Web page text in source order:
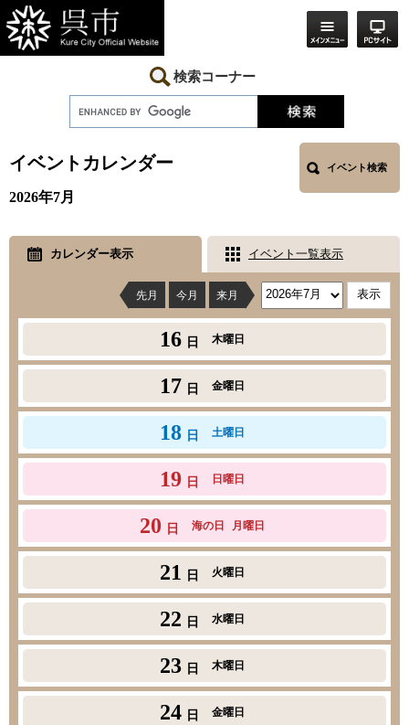
ー
ジ
の
ニ
ュ
ー
へ
検索コーナー
イベントカレンダー イベント検索
2026年7月
カレンダー表示 イベント一覧表示
先月 今月 来月
16 日 木曜日
17 日 金曜日
18 日 土曜日
19 日 日曜日
20 日 海の日 月曜日
21 日 火曜日
22 日 水曜日
23 日 木曜日
24 日 金曜日